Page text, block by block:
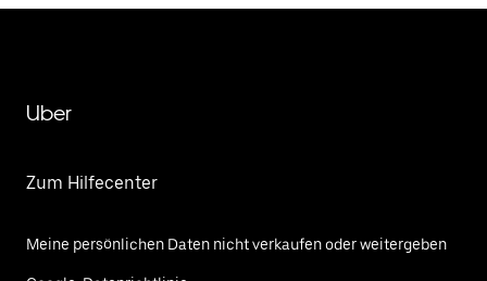
Uber
Zum Hilfecenter
Meine persönlichen Daten nicht verkaufen oder weitergeben